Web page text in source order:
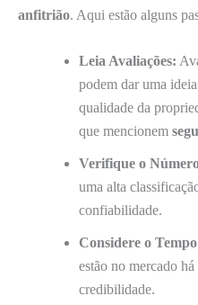
anfitrião. Aqui estão alguns
Leia Avaliações:
podem dar uma
qualidade da
que mencionem
Verifique o
uma alta
confiabilidade.
Considere o
estão no mercado
credibilidade.